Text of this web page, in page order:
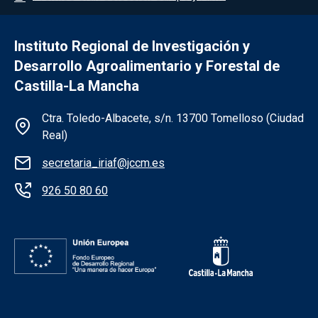
Instituto Regional de Investigación y
Desarrollo Agroalimentario y Forestal de
Castilla-La Mancha
Información de la institución
Ctra. Toledo-Albacete, s/n. 13700 Tomelloso (Ciudad
Real)
secretaria_iriaf@jccm.es
926 50 80 60